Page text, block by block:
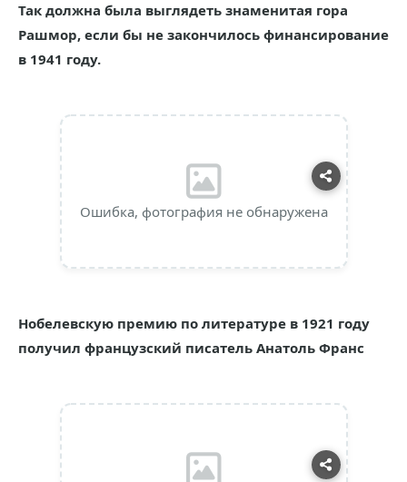
Так должна была выглядеть знаменитая гора
Рашмор, если бы не закончилось финансирование
в 1941 году.
Ошибка, фотография не обнаружена
Нобелевскую премию по литературе в 1921 году
получил французский писатель Анатоль Франс